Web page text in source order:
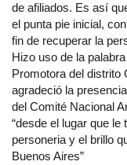
de afiliados. Es así
el punta pie inicial,
fin de recuperar la
Hizo uso de la
Promotora del distrito
agradeció la
del Comité Nacional
“desde el lugar que
personeria y el brillo
Buenos Aires”